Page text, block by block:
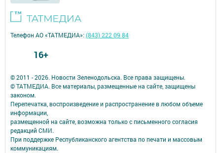
© 2011 - 2026. Новости Зеленодольска. Все права защищены.
© ТАТМЕДИА. Все материалы, размещенные на сайте, защищены
законом.
Перепечатка, воспроизведение и распространение в любом объеме
информации,
размещенной на сайте, возможна только с письменного согласия
редакций СМИ.
При поддержке Республиканского агентства по печати и массовым
коммуникациям.
Телефон АО «ТАТМЕДИА»:(843) 222 09 84
16+